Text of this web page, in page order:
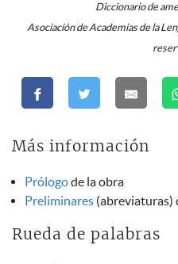
Diccionario de
Asociación de Academias de la
Más información
Prólogode la obra
Preliminares (abreviaturas)
Rueda de palabras